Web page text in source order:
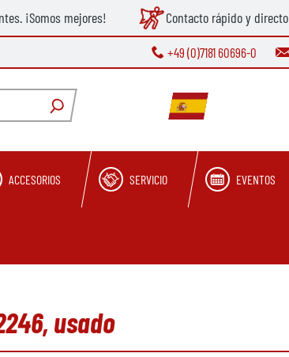
¡Somos mejores! Contacto rápido y directo
+49 (0)7181 60696-0
ACCESORIOS SERVICIO EVENTOS
usado